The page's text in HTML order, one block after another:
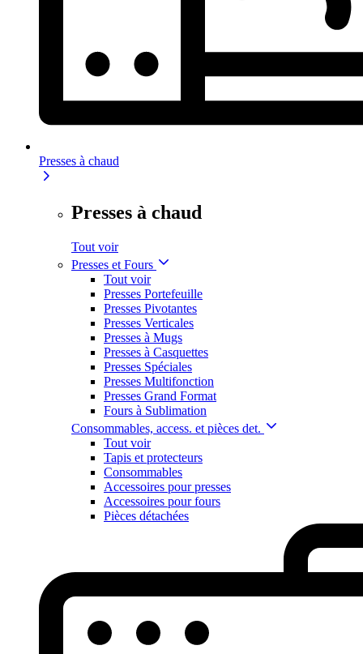
Presses à chaud
Presses à chaud
Tout voir
Presses et Fours
Tout voir
Presses Portefeuille
Presses Pivotantes
Presses Verticales
Presses à Mugs
Presses à Casquettes
Presses Spéciales
Presses Multifonction
Presses Grand Format
Fours à Sublimation
Consommables, access. et pièces det.
Tout voir
Tapis et protecteurs
Consommables
Accessoires pour presses
Accessoires pour fours
Pièces détachées